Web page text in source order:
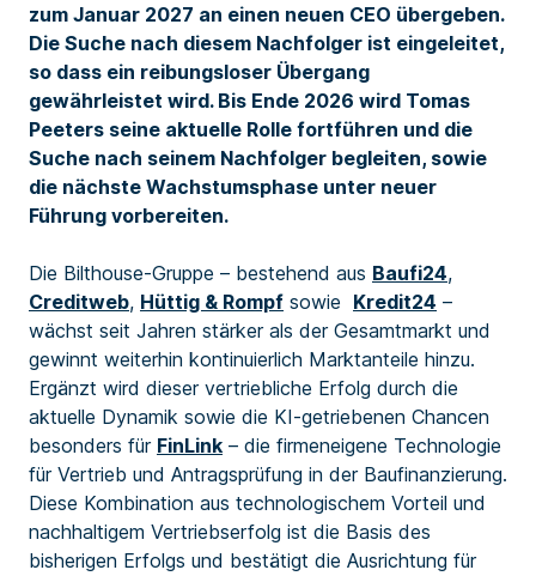
zum Januar 2027 an einen neuen CEO übergeben.
Die Suche nach diesem Nachfolger ist eingeleitet,
so dass ein reibungsloser Übergang
gewährleistet wird. Bis Ende 2026 wird Tomas
Peeters seine aktuelle Rolle fortführen und die
Suche nach seinem Nachfolger begleiten, sowie
die nächste Wachstumsphase unter neuer
Führung vorbereiten.
Die Bilthouse-Gruppe – bestehend aus Baufi24,
Creditweb, Hüttig & Rompf sowie Kredit24 –
wächst seit Jahren stärker als der Gesamtmarkt und
gewinnt weiterhin kontinuierlich Marktanteile hinzu.
Ergänzt wird dieser vertriebliche Erfolg durch die
aktuelle Dynamik sowie die KI-getriebenen Chancen
besonders für FinLink – die firmeneigene Technologie
für Vertrieb und Antragsprüfung in der Baufinanzierung.
Diese Kombination aus technologischem Vorteil und
nachhaltigem Vertriebserfolg ist die Basis des
bisherigen Erfolgs und bestätigt die Ausrichtung für